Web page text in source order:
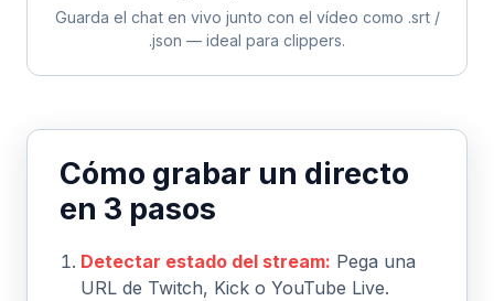
Guarda el chat en vivo junto con el vídeo como .srt /
.json — ideal para clippers.
Cómo grabar un directo
en 3 pasos
Detectar estado del stream: Pega una
URL de Twitch, Kick o YouTube Live.